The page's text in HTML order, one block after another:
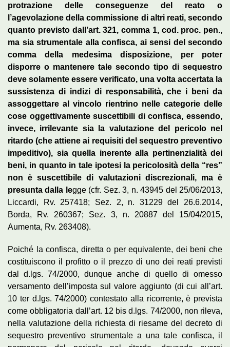
protrazione delle conseguenze del reato o
l’agevolazione della commissione di altri reati, secondo
quanto previsto dall’art. 321, comma 1, cod. proc. pen.,
ma sia strumentale alla confisca, ai sensi del secondo
comma della medesima disposizione, per poter
disporre o mantenere tale secondo tipo di sequestro
deve solamente essere verificato, una volta accertata la
sussistenza di indizi di responsabilità, che i beni da
assoggettare al vincolo rientrino nelle categorie delle
cose oggettivamente suscettibili di confisca, essendo,
invece, irrilevante sia la valutazione del pericolo nel
ritardo (che attiene ai requisiti del sequestro preventivo
impeditivo), sia quella inerente alla pertinenzialità dei
beni, in quanto in tale ipotesi la pericolosità della “res”
non è suscettibile di valutazioni discrezionali, ma è
presunta dalla legge (cfr. Sez. 3, n. 43945 del 25/06/2013,
Liccardi, Rv. 257418; Sez. 2, n. 31229 del 26.6.2014,
Borda, Rv. 260367; Sez. 3, n. 20887 del 15/04/2015,
Aumenta, Rv. 263408).
Poiché la confisca, diretta o per equivalente, dei beni che
costituiscono il profitto o il prezzo di uno dei reati previsti
dal d.lgs. 74/2000, dunque anche di quello di omesso
versamento dell’imposta sul valore aggiunto (di cui all’art.
10 ter d.lgs. 74/2000) contestato alla ricorrente, è prevista
come obbligatoria dall’art. 12 bis d.lgs. 74/2000, non rileva,
nella valutazione della richiesta di riesame del decreto di
sequestro preventivo strumentale a una tale confisca, il